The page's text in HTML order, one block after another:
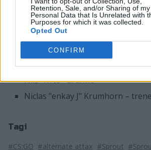
Retention, Sale, and/or Sharing of my
Personal Data that Is Unrelated with
Purposes for which it was collected.
Opted Out
CONFIRM
W tej sytuacji skład ALTERNATE
następująco:
Jesper "TENZKI" Plougmann
Stefan "stfN" Seier
Nils "k1to" Gruhne
Niclas "enkay J" Krumhorn –
Tagi
#CS:GO #alternate attax #Sprout